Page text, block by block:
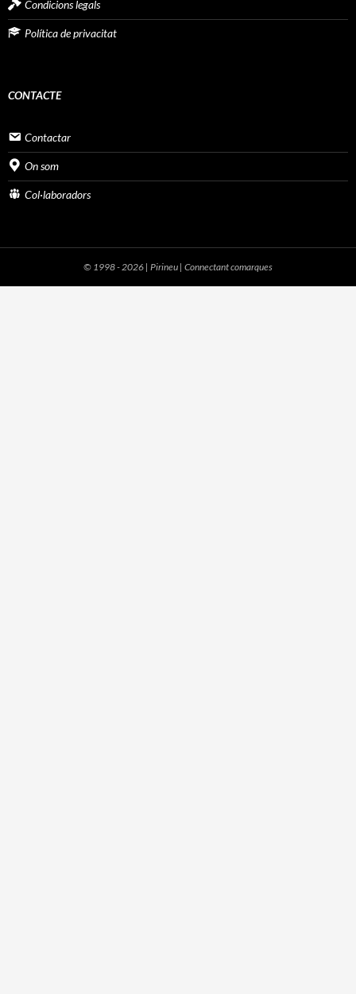
Condicions legals
Política de privacitat
CONTACTE
Contactar
On som
Col·laboradors
© 1998 - 2026 | Pirineu | Connectant comarques